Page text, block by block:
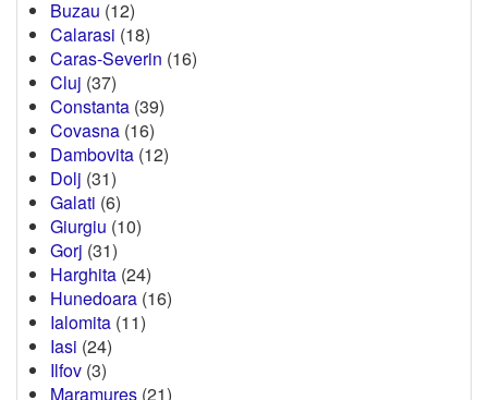
Buzau (12)
Calarasi (18)
Caras-Severin (16)
Cluj (37)
Constanta (39)
Covasna (16)
Dambovita (12)
Dolj (31)
Galati (6)
Giurgiu (10)
Gorj (31)
Harghita (24)
Hunedoara (16)
Ialomita (11)
Iasi (24)
Ilfov (3)
Maramures (21)